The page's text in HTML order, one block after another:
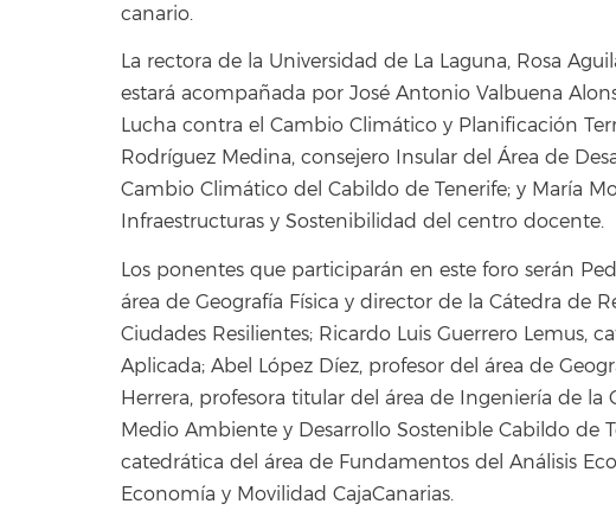
canario.
La rectora de la Universidad de La Laguna, Rosa
estará acompañada por José Antonio Valbuena
Lucha contra el Cambio Climático y Planificación
Rodríguez Medina, consejero Insular del Área de
Cambio Climático del Cabildo de Tenerife; y María
Infraestructuras y Sostenibilidad del centro docente.
Los ponentes que participarán en este foro serán
área de Geografía Física y director de la Cátedra de
Ciudades Resilientes; Ricardo Luis Guerrero Lemus,
Aplicada; Abel López Díez, profesor del área de
Herrera, profesora titular del área de Ingeniería de
Medio Ambiente y Desarrollo Sostenible Cabildo de
catedrática del área de Fundamentos del Análisis
Economía y Movilidad CajaCanarias.